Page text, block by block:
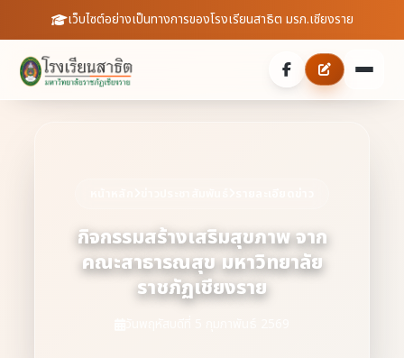
เว็บไซต์อย่างเป็นทางการของโรงเรียนสาธิต มรภ.เชียงราย
ประวัติความเป็นมา
บุคลากร
ประชาสัมพันธ์
ข่าวสารจากโรงเรียน
สายตรงผู้อำนวยการ
กิจกรรมสร้างเสริมสุขภาพ จาก
คณะสาธารณสุข มหาวิทยาลัย
ราชภัฏเชียงราย